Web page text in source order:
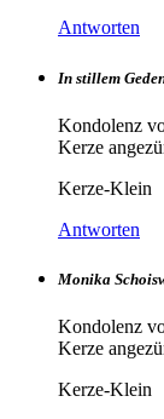
Antworten
In stillem
Kondolenz
Kerze
Kerze-Klein
Antworten
Monika
Kondolenz
Kerze
Kerze-Klein